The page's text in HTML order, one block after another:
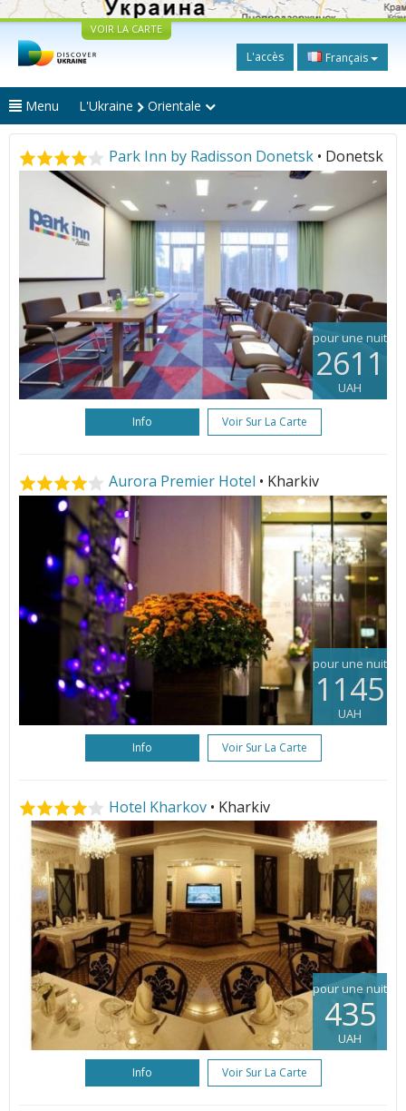
VOIR LA CARTE
L'accès Français
Menu L'Ukraine Orientale
Park Inn by Radisson Donetsk • Donetsk
pour une nuit
2611
UAH
Info Voir Sur La Carte
Aurora Premier Hotel • Kharkiv
pour une nuit
1145
UAH
Info Voir Sur La Carte
Hotel Kharkov • Kharkiv
pour une nuit
435
UAH
Info Voir Sur La Carte